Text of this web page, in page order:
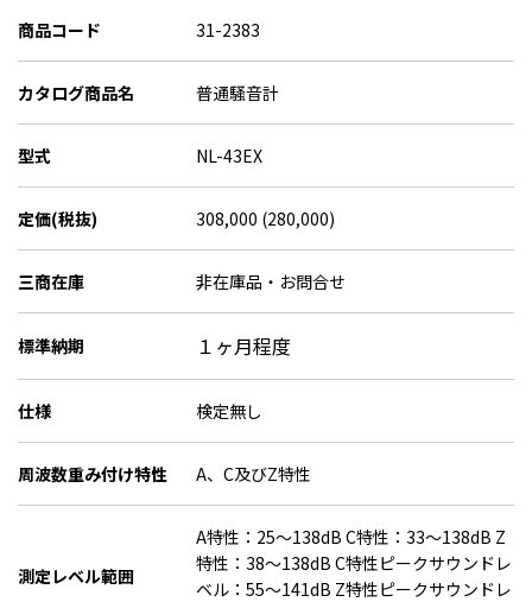
商品コード 31-2383
カタログ商品名 普通騒音計
型式 NL-43EX
定価(税抜) 308,000 (280,000)
三商在庫 非在庫品・お問合せ
標準納期 １ヶ月程度
仕様 検定無し
周波数重み付け特性 A、C及びZ特性
測定レベル範囲
A特性：25～138dB C特性：33～138dB Z
特性：38～138dB C特性ピークサウンドレ
ベル：55～141dB Z特性ピークサウンドレ